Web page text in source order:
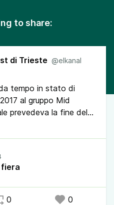
to share:
di Trieste @elkanal
tempo in stato di
al gruppo Mid
prevedeva la fine del
oggi – i lavori non
fare un centro
Poco, a
degli altri grossi
40 fori
0 0